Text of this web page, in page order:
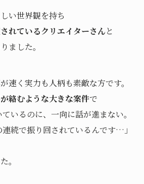
い世界観を持ち
れているクリエイターさんと
ました。
速く実力も人柄も素敵な方です。
絡むような大きな案件で
いるのに、一向に話が進まない。
続で振り回されているんです…」
。